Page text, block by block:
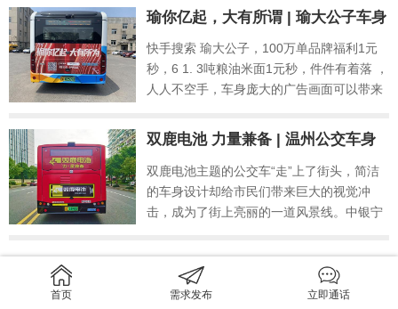
药文化，传承中医药事业、分享健康、共享
财富、共赢人生”为企业使命，积极响应国
家“大众创业、万众创新”的号召，致力于实
现“成为具影响力的事业舞台，成就每一个不
甘平凡的人生”的企业愿景，为每一个有梦想
享型创业平台。汇云聚美坚信品牌是企业的
核心力量，公司以行业、市场为标杆，通过
公交广告、电视广告、户外广告、地铁广告
的立体投放，构建了优质的品牌形象。
瑜你亿起，大有所谓 | 瑜大公子车身
快手搜索 瑜大公子，100万单品牌福利1元
秒，6 1. 3吨粮油米面1元秒，件件有着落 ，
人人不空手，车身庞大的广告画面可以带来
积极的媒体。
双鹿电池 力量兼备 | 温州公交车身
双鹿电池主题的公交车“走”上了街头，简洁
的车身设计却给市民们带来巨大的视觉冲
击，成为了街上亮丽的一道风景线。中银宁
做国际化企业”的发展战略，先后导入先进的
精良设备，在双鹿原来经久耐用的高品质的
基础上融入新颖的设计理念和精湛的制作工
查看更多
首页 需求发布 立即通话